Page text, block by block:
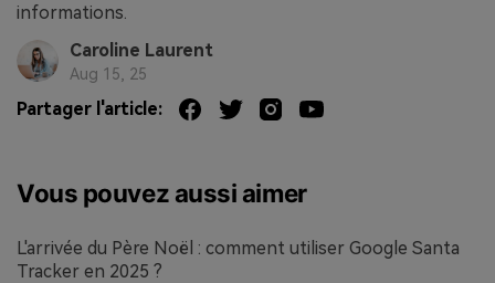
informations.
Caroline Laurent
Aug 15, 25
Partager l'article:
Vous pouvez aussi aimer
L'arrivée du Père Noël : comment utiliser Google Santa
Tracker en 2025 ?